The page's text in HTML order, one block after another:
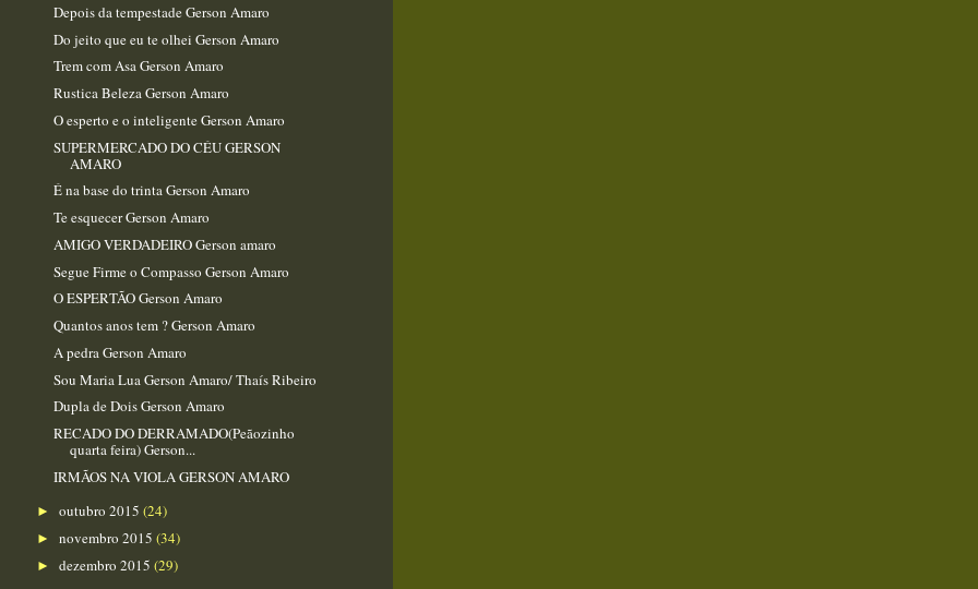
Depois da tempestade Gerson Amaro
Do jeito que eu te olhei Gerson Amaro
Trem com Asa Gerson Amaro
Rustica Beleza Gerson Amaro
O esperto e o inteligente Gerson Amaro​
SUPERMERCADO DO CÉU GERSON
AMARO
É na base do trinta Gerson Amaro
Te esquecer Gerson Amaro
AMIGO VERDADEIRO Gerson amaro
Segue Firme o Compasso Gerson Amaro
O ESPERTÃO Gerson Amaro
Quantos anos tem ? Gerson Amaro
A pedra Gerson Amaro
Sou Maria Lua Gerson Amaro/ Thaís Ribeiro​
Dupla de Dois Gerson Amaro
RECADO DO DERRAMADO(Peãozinho
quarta feira) Gerson...
IRMÃOS NA VIOLA GERSON AMARO
► outubro 2015 (24)
► novembro 2015 (34)
► dezembro 2015 (29)